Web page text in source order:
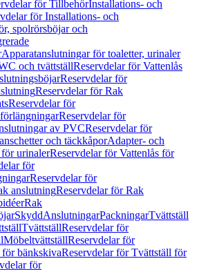
för TillbehörInstallations- och
för Installations- och
spolrörsböjar och
Apparatanslutningar för toaletter, urinaler
och tvättställReservdelar för Vattenlås
Reservdelar för
Reservdelar för Rak
Reservdelar för
Reservdelar för
av PVCReservdelar för
och täckkåporAdapter- och
för urinalerReservdelar för Vattenlås för
för
Reservdelar för
anslutningReservdelar för Rak
Rak
SkyddAnslutningarPackningarTvättställ
TvättställReservdelar för
MöbeltvättställReservdelar för
bänkskivaReservdelar för Tvättställ för
för